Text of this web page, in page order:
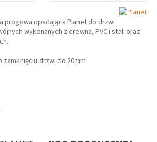
progowa opadająca Planet do drzwi
wykonanych z drewna, PVC i stali oraz
drzwi do 20mm